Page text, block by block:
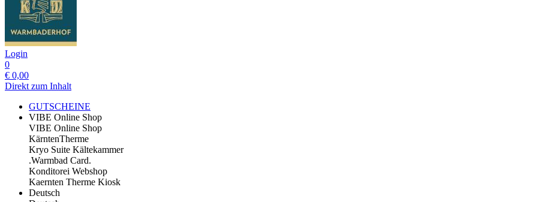
Login
0
€ 0,00
Direkt zum Inhalt
GUTSCHEINE
VIBE Online Shop
VIBE Online Shop
KärntenTherme
Kryo Suite Kältekammer
.Warmbad Card.
Konditorei Webshop
Kaernten Therme Kiosk
Deutsch